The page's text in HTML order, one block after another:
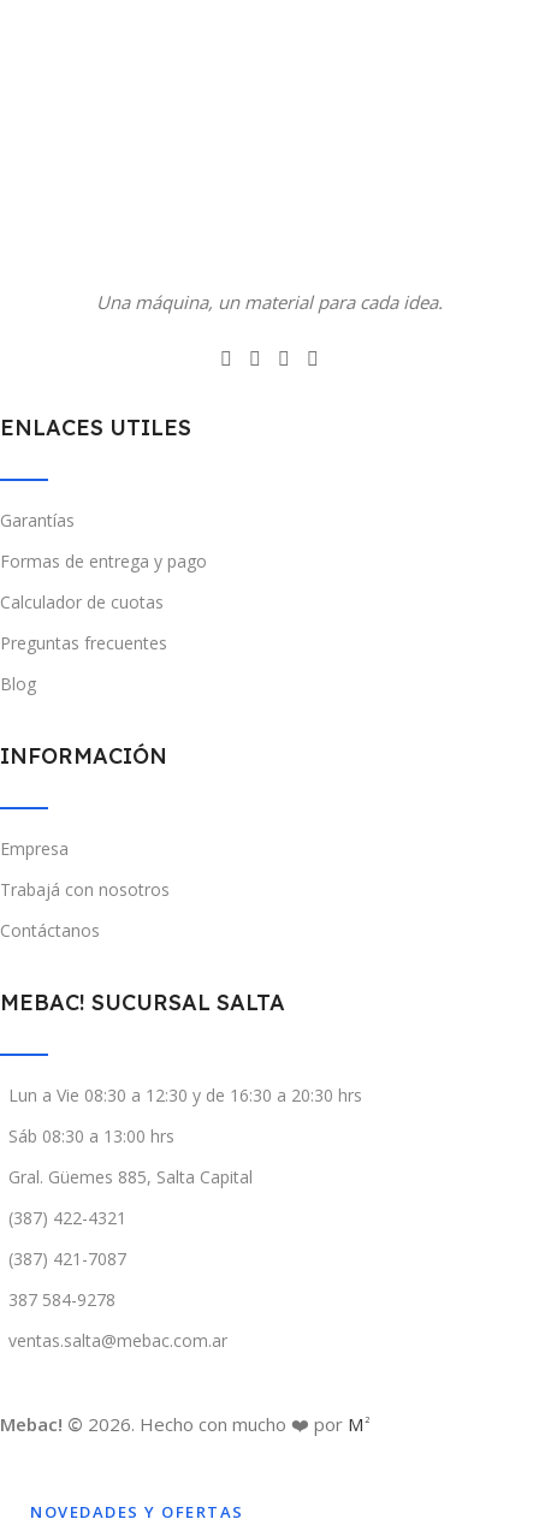
Una máquina, un material para cada idea.
ENLACES UTILES
Garantías
Formas de entrega y pago
Calculador de cuotas
Preguntas frecuentes
Blog
INFORMACIÓN
Empresa
Trabajá con nosotros
Contáctanos
MEBAC! SUCURSAL SALTA
Lun a Vie 08:30 a 12:30 y de 16:30 a 20:30 hrs
Sáb 08:30 a 13:00 hrs
Gral. Güemes 885, Salta Capital
(387) 422-4321
(387) 421-7087
387 584-9278
ventas.salta@mebac.com.ar
Mebac! © 2026. Hecho con mucho ❤️ por M 2
NOVEDADES Y OFERTAS